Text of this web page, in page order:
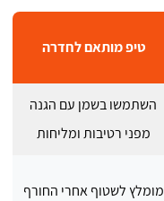
טיפ מותאם לחדרה
השתמשו בשמן עם הגנה
מפני רטיבות ומליחות
מומלץ לשטוף אחרי החורף